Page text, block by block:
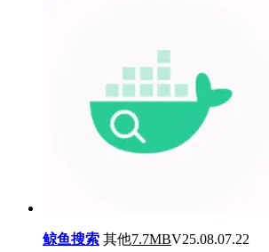
鲸鱼搜索 其他7.7MBV25.08.07.22